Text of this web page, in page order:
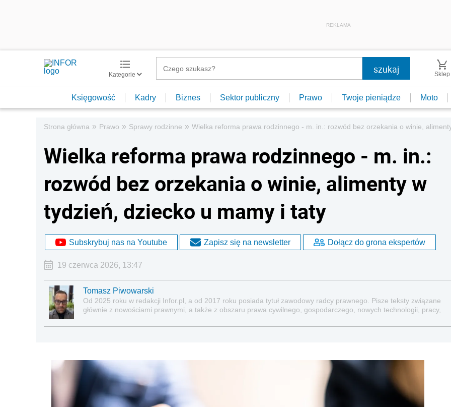
REKLAMA
Kategorie Sklep
Księgowość Kadry Biznes Sektor publiczny Prawo Twoje pieniądze Moto
Strona główna » Prawo » Sprawy rodzinne » Wielka reforma prawa rodzinnego - m. in.: rozwód bez orzekania o winie,
Wielka reforma prawa rodzinnego - m. in.:
rozwód bez orzekania o winie, alimenty w
tydzień, dziecko u mamy i taty
Subskrybuj nas na Youtube Zapisz się na newsletter Dołącz do grona ekspertów
19 czerwca 2026, 13:47
Tomasz Piwowarski
Od 2025 roku w redakcji Infor.pl, a od 2017 roku posiada tytuł zawodowy radcy prawnego. Pisze teksty związane
głównie z nowościami prawnymi, a także z obszaru prawa cywilnego, gospodarczego, nowych technologii, pracy,